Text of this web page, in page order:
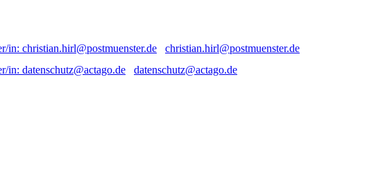
christian.hirl@postmuenster.de
datenschutz@actago.de